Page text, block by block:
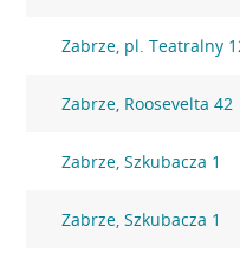
Zabrze, pl. Teatralny
Zabrze, Roosevelta 42
Zabrze, Szkubacza 1
Zabrze, Szkubacza 1